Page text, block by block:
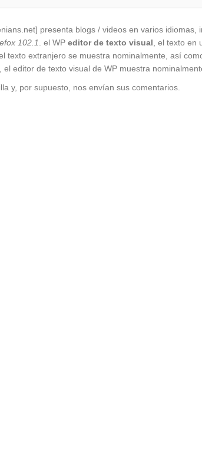
presenta blogs / videos en varios
102.1. el WP editor de texto visual, el texto en
texto extranjero se muestra nominalmente, así
el editor de texto visual de WP muestra
y, por supuesto, nos envían sus comentarios.